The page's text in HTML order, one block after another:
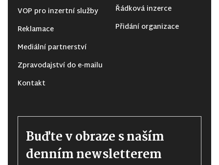
VOP pro inzertní služby
Reklamace
Mediální partnerství
Zpravodajství do e-mailu
Kontakt
Řádková inzerce
Přidání organizace
Buďte v obraze s naším
denním newsletterem